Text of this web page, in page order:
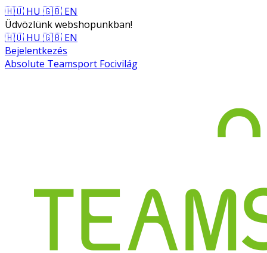
🇭🇺 HU 🇬🇧 EN
Üdvözlünk webshopunkban!
🇭🇺 HU 🇬🇧 EN
Bejelentkezés
Absolute Teamsport Focivilág